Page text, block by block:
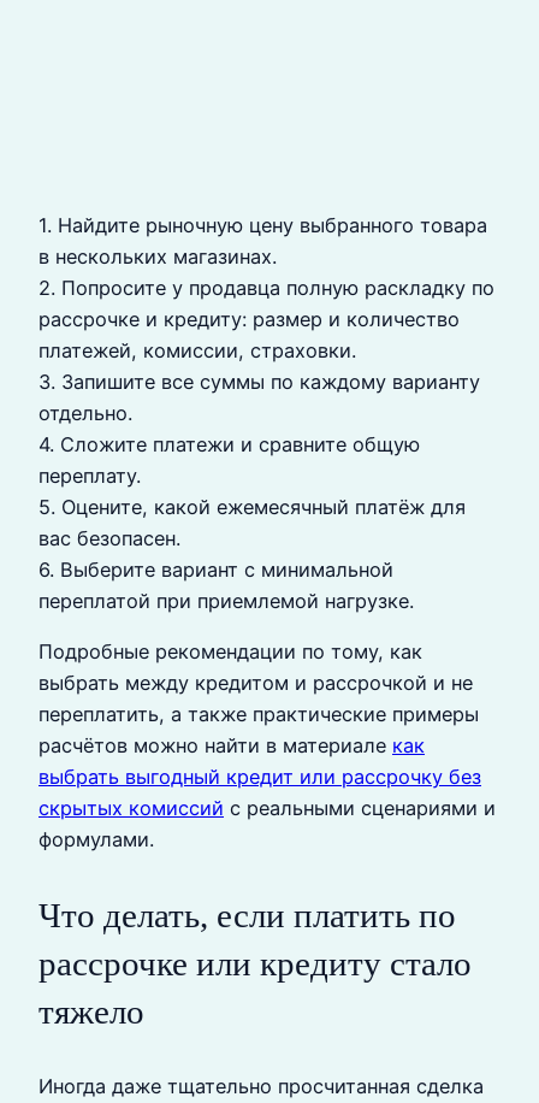
1. Найдите рыночную цену выбранного товара
в нескольких магазинах.
2. Попросите у продавца полную раскладку по
рассрочке и кредиту: размер и количество
платежей, комиссии, страховки.
3. Запишите все суммы по каждому варианту
отдельно.
4. Сложите платежи и сравните общую
переплату.
5. Оцените, какой ежемесячный платёж для
вас безопасен.
6. Выберите вариант с минимальной
переплатой при приемлемой нагрузке.
Подробные рекомендации по тому, как
выбрать между кредитом и рассрочкой и не
переплатить, а также практические примеры
расчётов можно найти в материале как
выбрать выгодный кредит или рассрочку без
скрытых комиссий с реальными сценариями и
формулами.
Что делать, если платить по
рассрочке или кредиту стало
тяжело
Иногда даже тщательно просчитанная сделка